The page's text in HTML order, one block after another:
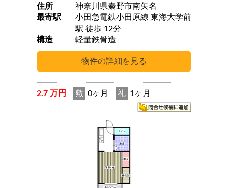
住所
神奈川県秦野市南矢名
最寄駅
小田急電鉄小田原線 東海大学前
駅 徒歩 12分
構造
軽量鉄骨造
2.7 万円 敷 0ヶ月 礼 1ヶ月